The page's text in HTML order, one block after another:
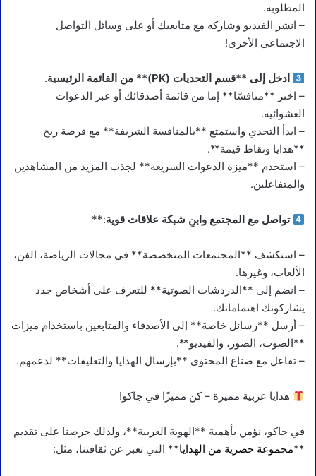
المطلوبة.
– انشر الفيديو وشاركه مع متابعيك أو على وسائل التواصل
الاجتماعي الأخرى!
ادخل إلى **قسم التحديات (PK)** من القائمة الرئيسية
.
– اختر **منافسًا** إما من قائمة أصدقائك أو عبر الدعوات
العشوائية.
– ابدأ التحدي واستمتع **بالمنافسة الشريفة** مع فرصة ربح
**هدايا ونقاط قيمة**.
– استخدم **ميزة الدعوات السريعة** لجذب المزيد من المشاهدين
والمتفاعلين.
تواصل مع المجتمع وابنِ شبكة علاقات قوية:**
– استكشف **المجتمعات المتخصصة** في مجالات الرياضة، الفن،
الألعاب، وغيرها.
– انضم إلى **الدردشات الصوتية** للتعرف على أشخاص جدد
يشاركونك اهتماماتك.
– أرسل **رسائل خاصة** إلى الأصدقاء والمتابعين باستخدام ميزات
**الصوت، الصور، والفيديو**.
– تفاعل مع صناع المحتوى **بإرسال الهدايا والتعليقات** لدعمهم.
هدايا عربية مميزة – كن مميزًا في جاكو!
في جاكو، نؤمن بأهمية **الهوية العربية**، ولذلك حرصنا على تقديم
**مجموعة حصرية من الهدايا** التي تعبر عن ثقافتنا، مثل: